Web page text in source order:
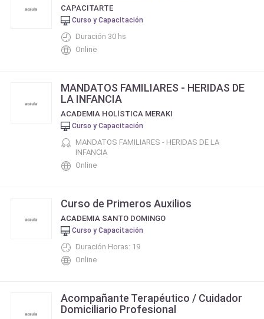
CAPACITARTE
Curso y Capacitación
Duración 30 hs
Online
MANDATOS FAMILIARES - HERIDAS DE
LA INFANCIA
ACADEMIA HOLÍSTICA MERAKI
Curso y Capacitación
MANDATOS FAMILIARES - HERIDAS DE LA
INFANCIA
Online
Curso de Primeros Auxilios
ACADEMIA SANTO DOMINGO
Curso y Capacitación
Duración Horas: 19
Online
Acompañante Terapéutico / Cuidador
Domiciliario Profesional